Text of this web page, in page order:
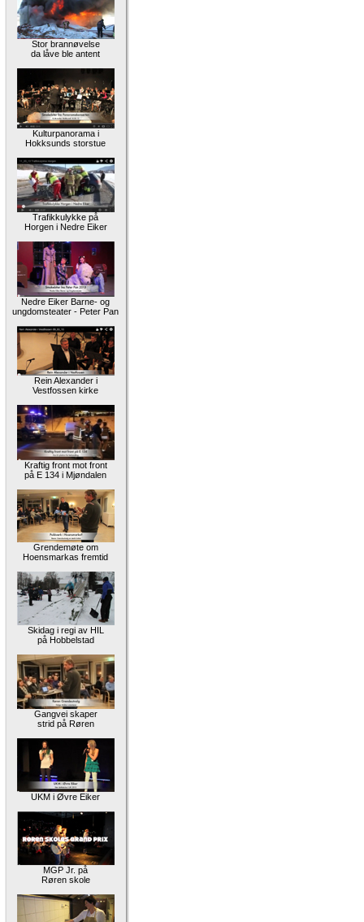
Stor brannøvelse
da låve ble antent
Kulturpanorama i
Hokksunds storstue
Trafikkulykke på
Horgen i Nedre Eiker
Nedre Eiker Barne- og
ungdomsteater - Peter Pan
Rein Alexander i
Vestfossen kirke
Kraftig front mot front
på E 134 i Mjøndalen
Grendemøte om
Hoensmarkas fremtid
Skidag i regi av HIL
på Hobbelstad
Gangvei skaper
strid på Røren
UKM i Øvre Eiker
MGP Jr. på
Røren skole